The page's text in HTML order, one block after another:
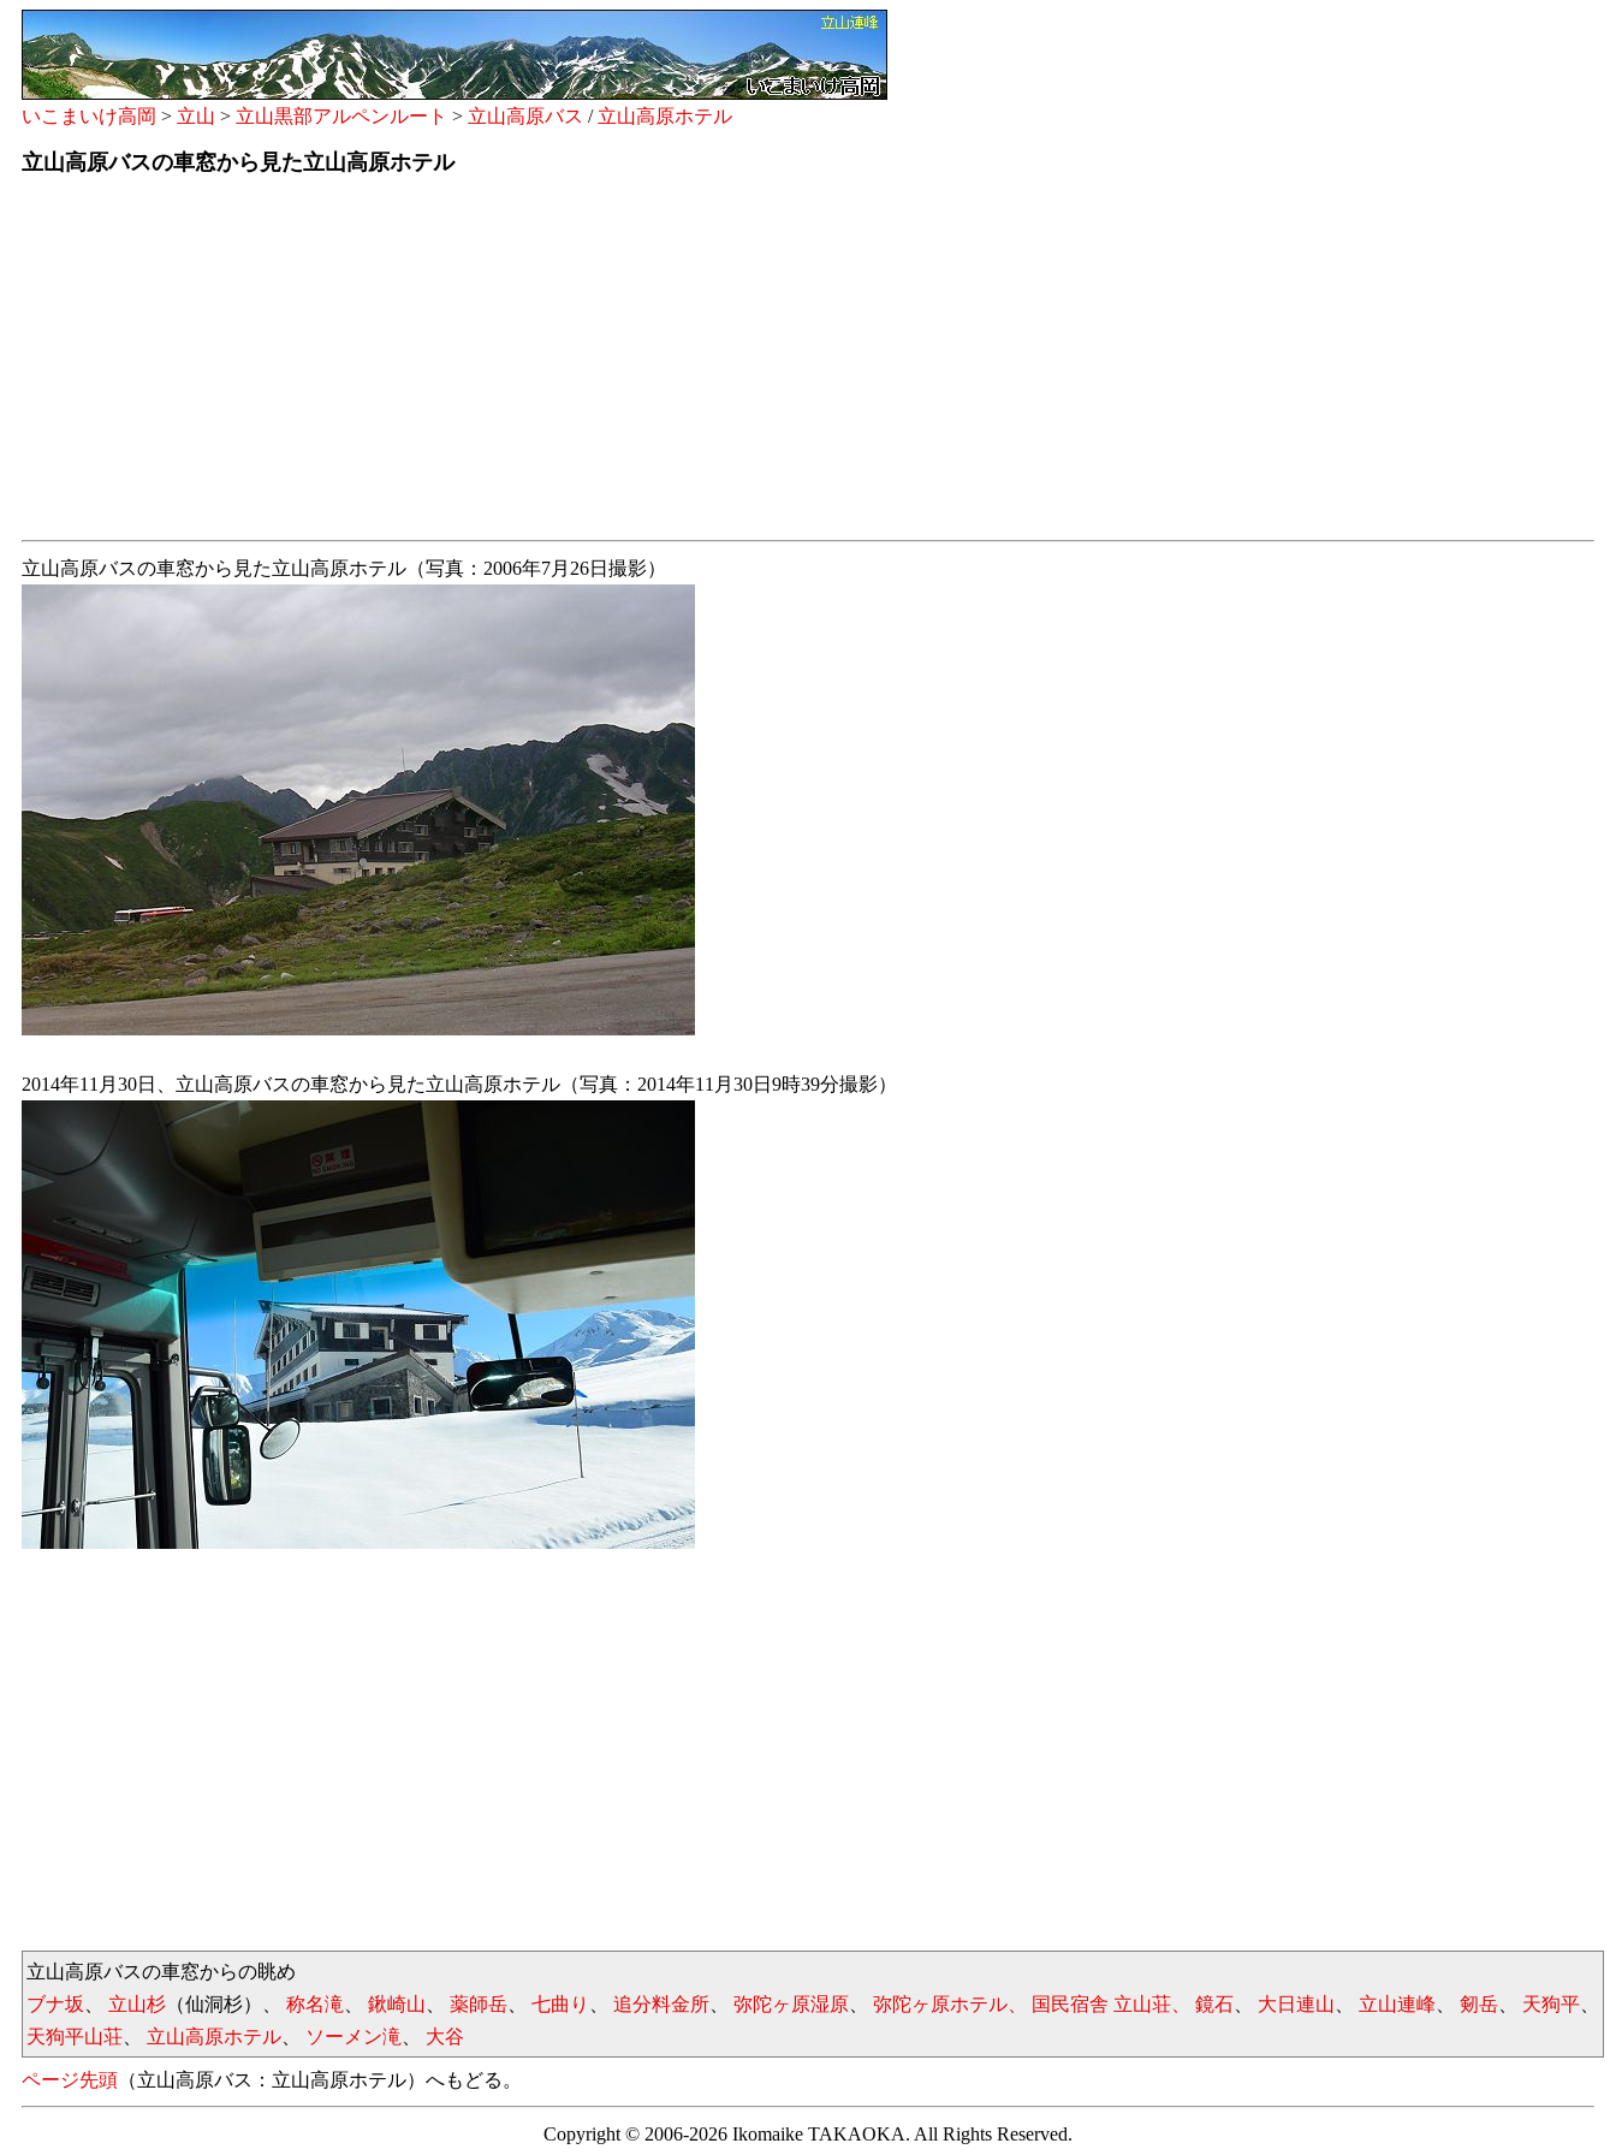
いこまいけ高岡 > 立山 > 立山黒部アルペンルート > 立山高原バス / 立山高原ホテル
立山高原バスの車窓から見た立山高原ホテル
立山高原バスの車窓から見た立山高原ホテル（写真：2006年7月26日撮影）
2014年11月30日、立山高原バスの車窓から見た立山高原ホテル（写真：2014年11月30日9時39分撮影）
立山高原バスの車窓からの眺め
ブナ坂
立山杉 （仙洞杉）、 称名滝 鍬崎山 薬師岳 七曲り 追分料金所 弥陀ヶ原湿原 弥陀ヶ原ホテル、 国民宿舎 立山荘、 鏡石 大日連山 立山連峰 剱岳 天狗平
天狗平山荘
立山高原ホテル ソーメン滝 大谷
ページ先頭 （立山高原バス：立山高原ホテル）へもどる。
Copyright © 2006-2026 Ikomaike TAKAOKA. All Rights Reserved.